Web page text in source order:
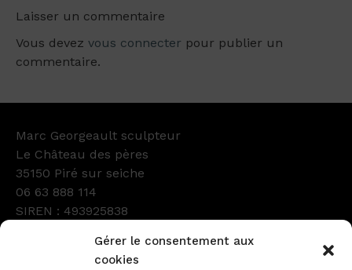
Gérer le consentement aux
cookies
Laisser un commentaire
Vous devez vous connecter pour publier un
commentaire.
Marc Georgeault sculpteur
Le Château des pères
35150 Piré sur seiche
06 63 888 114
SIREN : 493925838
Instagram
LinkedIn